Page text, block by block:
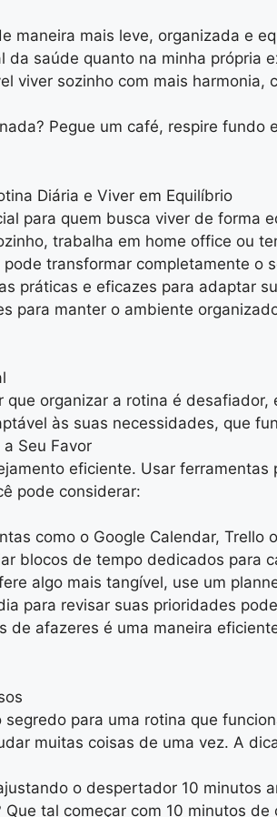
maneira mais leve, organizada e
saúde quanto na minha própria
viver sozinho com mais harmonia,
Pegue um café, respire
Diária e Viver em Equilíbrio
para quem busca viver de forma
trabalha em home office ou
transformar completamente o
práticas e eficazes para adaptar
para manter o ambiente
organizar a rotina é
às suas necessidades, que
Seu Favor
eficiente. Usar
pode considerar:
como o Google Calendar,
blocos de tempo dedicados para
algo mais tangível, use um
para revisar suas prioridades
de afazeres é uma maneira
para uma rotina que
muitas coisas de uma vez. A
o despertador 10 minutos
tal começar com 10 minutos